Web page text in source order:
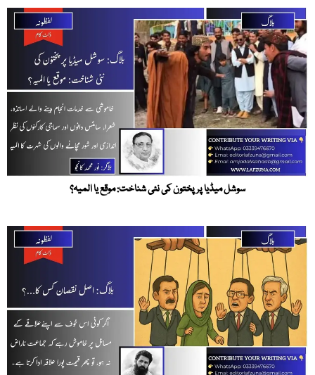
سوشل میڈیا پر پختون کی نئی شناخت: موقع یا المیہ؟